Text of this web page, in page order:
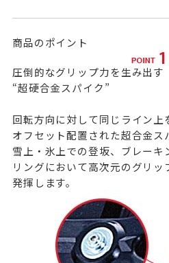
商品のポイント
圧倒的なグリップ力を生み出す
“超硬合金スパイク”
回転方向に対して同じライン上
オフセット配置された超合金ス
雪上・氷上での登坂、ブレーキ
リングにおいて高次元のグリッ
発揮します。